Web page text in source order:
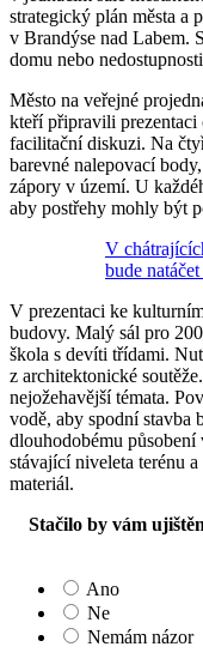
strategický plán města a
v Brandýse nad Labem.
domu nebo
Město na veřejné
kteří připravili prezentaci
facilitační diskuzi. Na
barevné nalepovací
zápory v území. U
aby postřehy mohly být
V
bude
V prezentaci ke
budovy. Malý sál pro
škola s devíti třídami.
z architektonické
nejožehavější témata.
vodě, aby spodní stavba
dlouhodobému působení
stávající niveleta terénu
materiál.
Stačilo by vám
Ano
Ne
Nemám názor